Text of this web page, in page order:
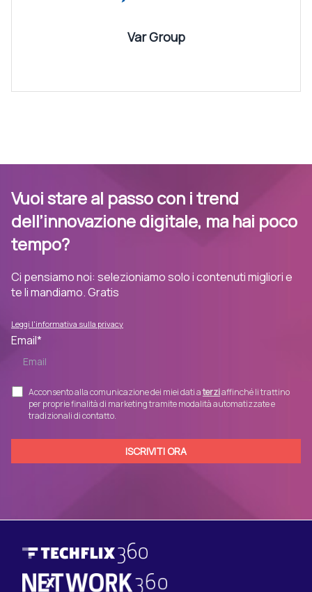
Var Group
Vuoi stare al passo con i trend
dell’innovazione digitale, ma hai poco
tempo?
Ci pensiamo noi: selezioniamo solo i contenuti migliori e
te li mandiamo. Gratis
Leggi l'informativa sulla privacy
Email*
Acconsento alla comunicazione dei miei dati aterziaffinché li trattino
per proprie finalità di marketing tramite modalità automatizzate e
tradizionali di contatto.